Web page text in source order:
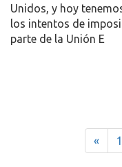
Unidos, y hoy
los intentos de
parte de la Unión E
« 1